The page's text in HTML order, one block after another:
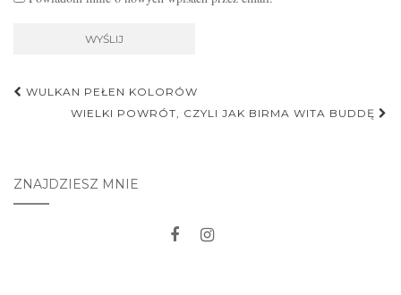
Nawigacja
postu
WULKAN PEŁEN KOLORÓW
WIELKI POWRÓT, CZYLI JAK BIRMA WITA BUDDĘ
ZNAJDZIESZ MNIE